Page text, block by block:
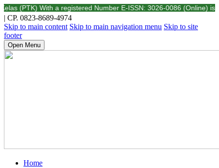
With a registered Number E-ISSN: 3026-0086 (Online) is a
| CP. 0823-8689-4974
Skip to main content Skip to main navigation menu Skip to site
footer
Open Menu
Home